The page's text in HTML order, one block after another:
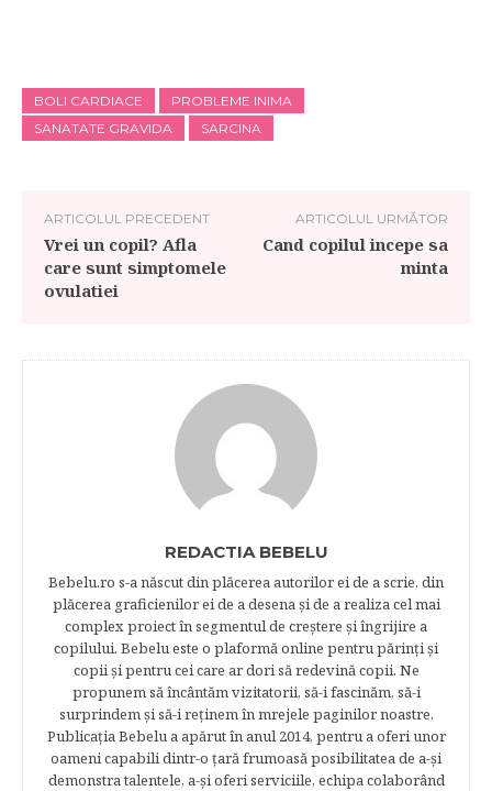
BOLI CARDIACE
PROBLEME INIMA
SANATATE GRAVIDA
SARCINA
ARTICOLUL PRECEDENT
Vrei un copil? Afla
care sunt simptomele
ovulatiei
ARTICOLUL URMĂTOR
Cand copilul incepe sa
minta
REDACTIA BEBELU
Bebelu.ro s-a născut din plăcerea autorilor ei de a scrie, din
plăcerea graficienilor ei de a desena şi de a realiza cel mai
complex proiect în segmentul de creştere şi îngrijire a
copilului. Bebelu este o plaformă online pentru părinţi şi
copii şi pentru cei care ar dori să redevină copii. Ne
propunem să încântăm vizitatorii, să-i fascinăm, să-i
surprindem şi să-i reţinem în mrejele paginilor noastre.​
Publicația Bebelu a apărut în anul 2014, pentru a oferi unor
oameni capabili dintr-o ţară frumoasă posibilitatea de a-şi
demonstra talentele, a-şi oferi serviciile, echipa colaborând